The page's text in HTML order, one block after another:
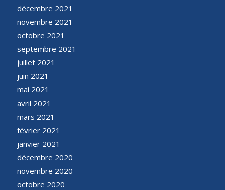
décembre 2021
novembre 2021
octobre 2021
septembre 2021
juillet 2021
juin 2021
mai 2021
avril 2021
mars 2021
février 2021
janvier 2021
décembre 2020
novembre 2020
octobre 2020